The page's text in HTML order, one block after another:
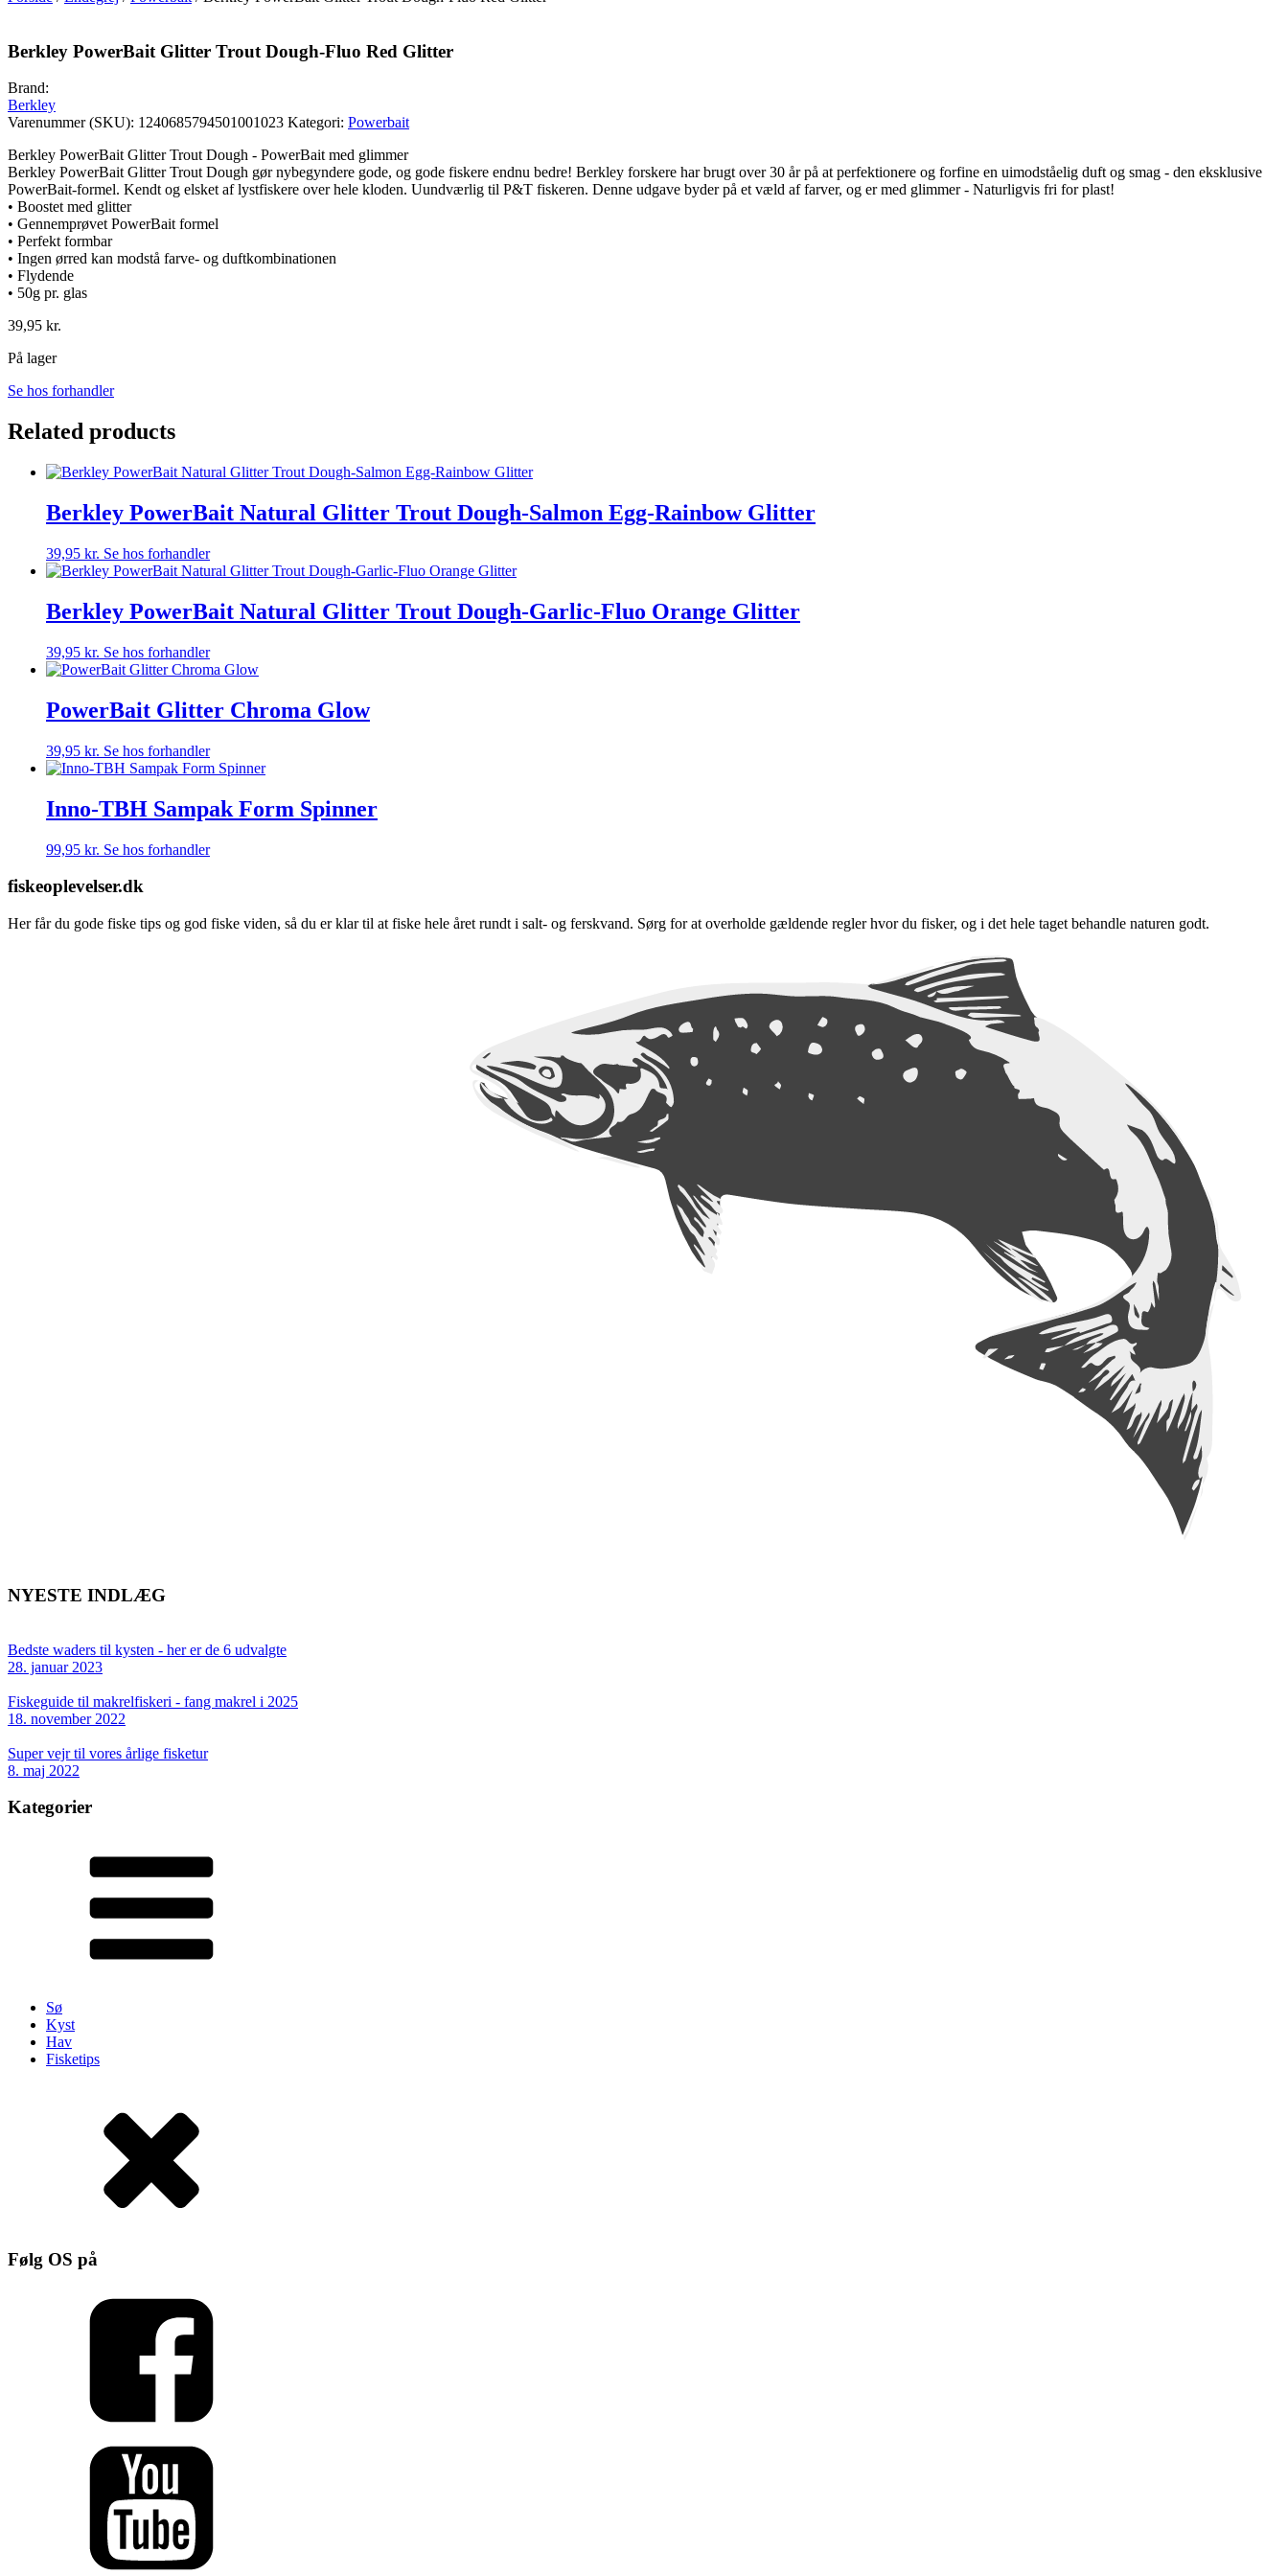
Berkley PowerBait Glitter Trout Dough-Fluo Red Glitter
Brand:
Berkley
Varenummer (SKU): 1240685794501001023 Kategori: Powerbait
Berkley PowerBait Glitter Trout Dough - PowerBait med glimmer
Berkley PowerBait Glitter Trout Dough gør nybegyndere gode, og gode fiskere endnu bedre! Berkley forskere har brugt over 30 år på at perfektionere og forfine en uimodståelig duft og smag - den eksklusive
PowerBait-formel. Kendt og elsket af lystfiskere over hele kloden. Uundværlig til P&T fiskeren. Denne udgave byder på et væld af farver, og er med glimmer - Naturligvis fri for plast!
• Boostet med glitter
• Gennemprøvet PowerBait formel
• Perfekt formbar
• Ingen ørred kan modstå farve- og duftkombinationen
• Flydende
• 50g pr. glas
39,95 kr.
På lager
Se hos forhandler
Related products
Berkley PowerBait Natural Glitter Trout Dough-Salmon Egg-Rainbow Glitter
39,95 kr. Se hos forhandler
Berkley PowerBait Natural Glitter Trout Dough-Garlic-Fluo Orange Glitter
39,95 kr. Se hos forhandler
PowerBait Glitter Chroma Glow
39,95 kr. Se hos forhandler
Inno-TBH Sampak Form Spinner
99,95 kr. Se hos forhandler
fiskeoplevelser.dk
Her får du gode fiske tips og god fiske viden, så du er klar til at fiske hele året rundt i salt- og ferskvand. Sørg for at overholde gældende regler hvor du fisker, og i det hele taget behandle naturen godt.
NYESTE INDLÆG
Bedste waders til kysten - her er de 6 udvalgte
28. januar 2023
Fiskeguide til makrelfiskeri - fang makrel i 2025
18. november 2022
Super vejr til vores årlige fisketur
8. maj 2022
Kategorier
Sø
Kyst
Hav
Fisketips
Følg OS på